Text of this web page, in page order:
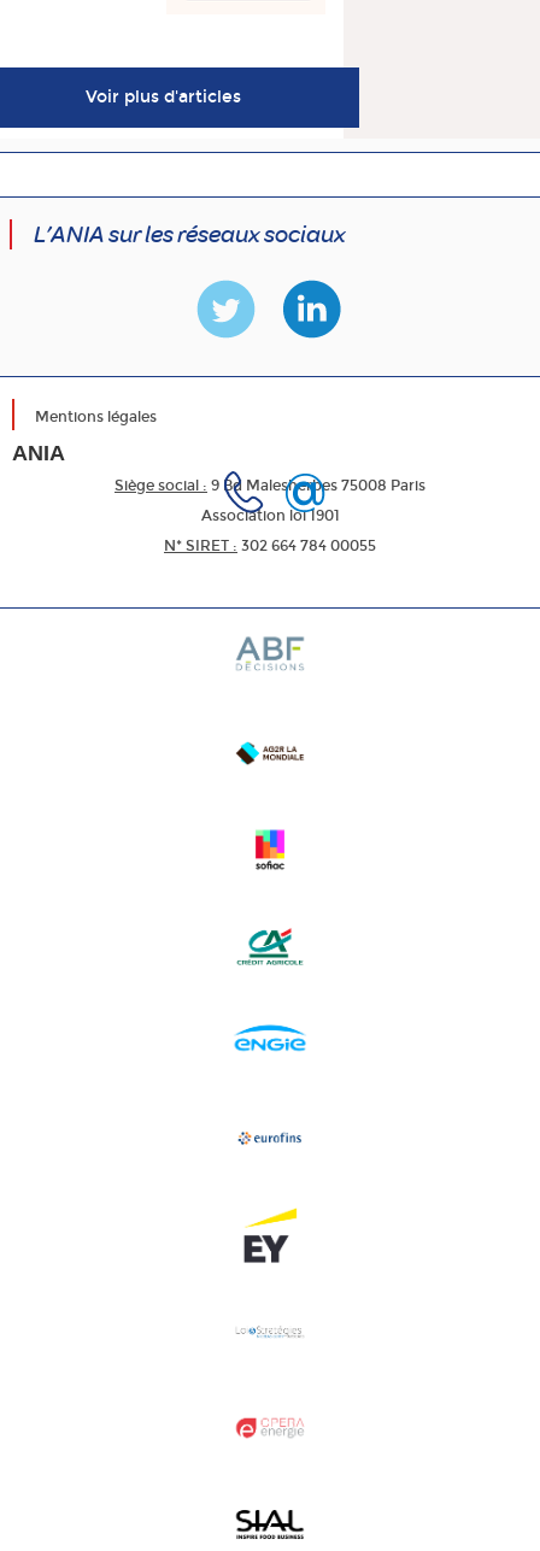
Voir plus d'articles
L’ANIA sur les réseaux sociaux
Mentions légales
ANIA
Siège social : 9 Bd Malesherbes 75008 Paris
Association loi 1901
N* SIRET : 302 664 784 00055